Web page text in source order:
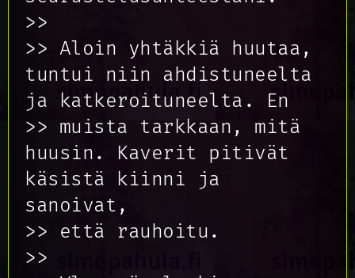
>>
>> Aloin yhtäkkiä huutaa,
tuntui niin ahdistuneelta
ja katkeroituneelta. En
>> muista tarkkaan, mitä
huusin. Kaverit pitivät
käsistä kiinni ja
sanoivat,
>> että rauhoitu.
>>